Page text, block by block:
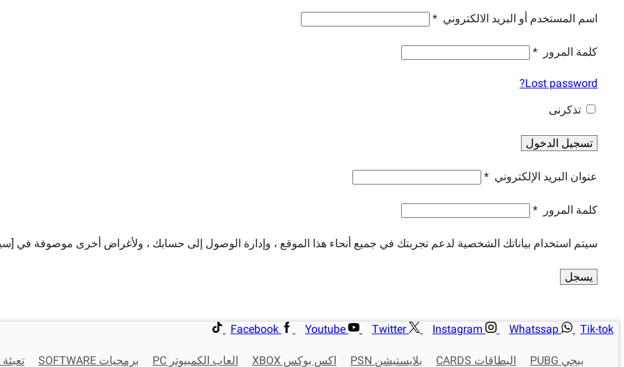
اسم المستخدم أو البريد الالكتروني *
كلمة المرور *
Lost password?
تذكرنى
تسجيل الدخول
عنوان البريد الإلكتروني *
كلمة المرور *
سيتم استخدام بياناتك الشخصية لدعم تجربتك في جميع أنحاء هذا الموقع ، وإدارة الوصول إلى حسابك ، ولأغراض أخرى موصوفة في
يسجل
Facebook Youtube Twitter Instagram Whatssap Tik-tok
ببجي PUBG البطاقات CARDS بلايستيشن PSN اكس بوكس XBOX العاب الكمبيوتر PC برمجيات SOFTWARE